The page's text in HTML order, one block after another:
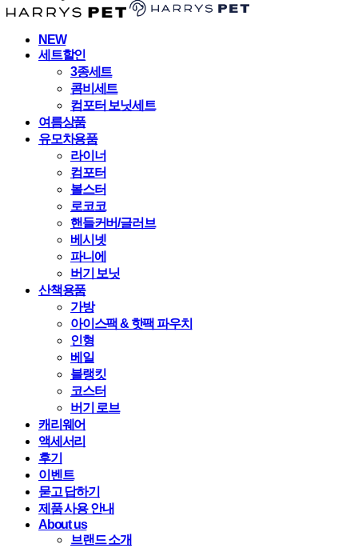
NEW
세트할인
3종세트
콤비세트
컴포터 보닛세트
여름상품
유모차용품
라이너
컴포터
볼스터
로코코
핸들커버/글러브
베시넷
파니에
버기 보닛
산책용품
가방
아이스팩 & 핫팩 파우치
인형
베일
블랭킷
코스터
버기 로브
캐리웨어
액세서리
후기
이벤트
묻고 답하기
제품 사용 안내
About us
브랜드 소개